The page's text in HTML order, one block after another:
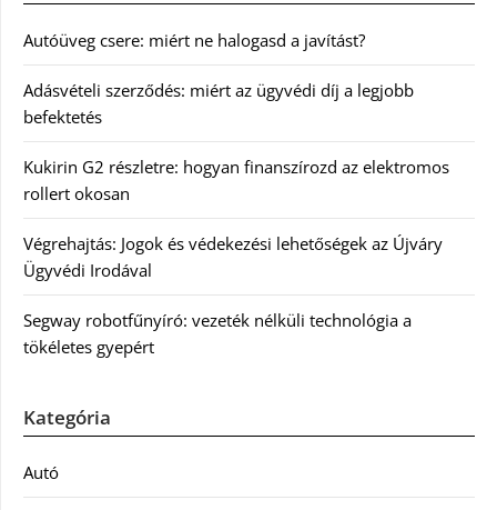
Autóüveg csere: miért ne halogasd a javítást?
Adásvételi szerződés: miért az ügyvédi díj a legjobb
befektetés
Kukirin G2 részletre: hogyan finanszírozd az elektromos
rollert okosan
Végrehajtás: Jogok és védekezési lehetőségek az Újváry
Ügyvédi Irodával
Segway robotfűnyíró: vezeték nélküli technológia a
tökéletes gyepért
Kategória
Autó